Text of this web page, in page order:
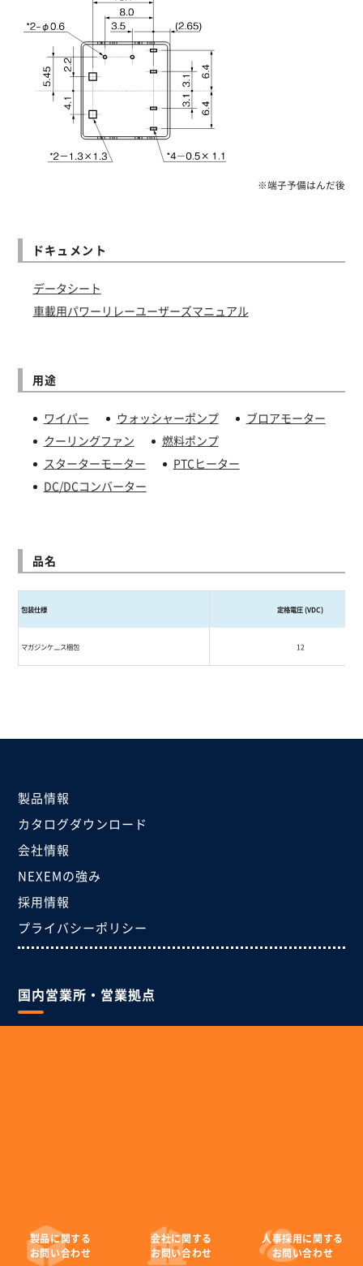
※端子予備はんだ後
ドキュメント
データシート
車載用パワーリレーユーザーズマニュアル
用途
ワイパー ウォッシャーポンプ
ブロアモーター
クーリングファン
燃料ポンプ
スターターモーター
PTCヒーター
DC/DCコンバーター
品名
包装仕様 定格電圧(VDC)
マガジンケース梱包 12
製品に関する
お問い合わせ
会社に関する
お問い合わせ
人事採用に関する
お問い合わせ
製品情報
カタログダウンロード
会社情報
NEXEMの強み
採用情報
プライバシーポリシー
国内営業所・営業拠点
tel:03-6268-9847
fax:03-6268-9849